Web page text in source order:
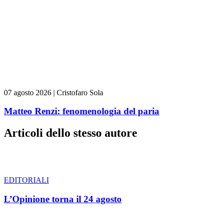
07 agosto 2026 | Cristofaro Sola
Matteo Renzi: fenomenologia del paria
Articoli dello stesso autore
EDITORIALI
L’Opinione torna il 24 agosto